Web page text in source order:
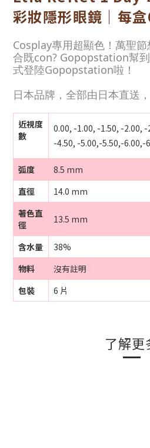
彩妝隱形眼鏡｜每盒
Cosplay專用超顯色！萬聖
合既con? Gopopstation幫
式登陸Gopopstation啦！
日本品牌，全部由日本直送
近視度
數
0.00, -1.00, -1.50, -2.00,
-4.50, -5.00,-5.50,-6.00,-
弧度
8.5 mm
直徑
14.0 mm
著色直
徑
13.5 mm
含水量
38%
物料
沒有註明
包裝
6 片
了解更